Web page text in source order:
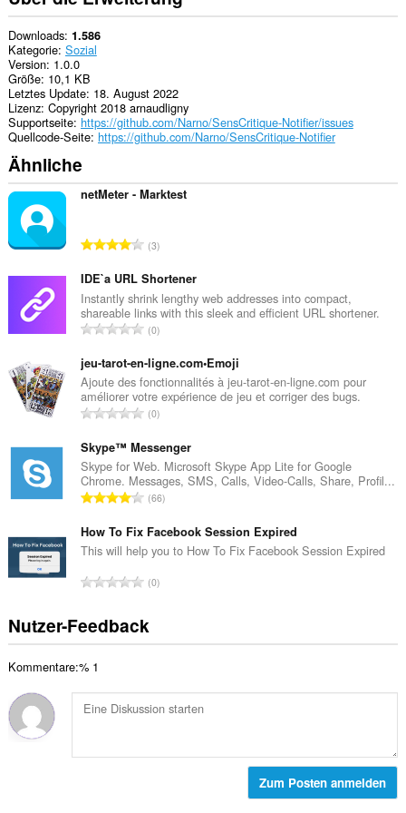
Downloads 1.586
Kategorie Sozial
Version 1.0.0
Größe 10,1 KB
Letztes Update 18. August 2022
Lizenz Copyright 2018 arnaudligny
Supportseite https://github.com/Narno/SensCritique-Notifier/issues
Quellcode-Seite https://github.com/Narno/SensCritique-Notifier
Ähnliche
netMeter - Marktest
G
s
a
m
t
B
e
w
e
r
t
u
n
e
n
3
IDE`a URL Shortener
Instantly shrink lengthy web addresses into compact,
shareable links with this sleek and efficient URL shortener.
G
s
a
m
t
B
e
w
e
r
t
u
n
e
n
0
jeu-tarot-en-ligne.com•Emoji
Ajoute des fonctionnalités à jeu-tarot-en-ligne.com pour
améliorer votre expérience de jeu et corriger des bugs.
G
s
a
m
t
B
e
w
e
t
u
e
n
0
Skype™ Messenger
Skype for Web. Microsoft Skype App Lite for Google
Chrome. Messages, SMS, Calls, Video-Calls, Share, Profil...
G
s
a
t
B
e
r
t
66
How To Fix Facebook Session Expired
This will help you to How To Fix Facebook Session Expired
G
s
a
e
B
e
0
Nutzer-Feedback
Kommentare:% 1
Zum Posten anmelden